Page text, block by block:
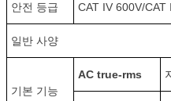
안전 등급 CAT IV 600V/CAT
일반 사양
기본 기능
AC true-rms